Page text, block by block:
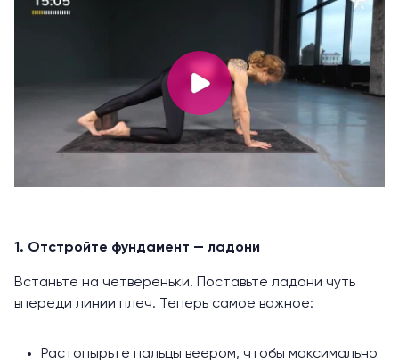
1. Отстройте фундамент — ладони
Встаньте на четвереньки. Поставьте ладони чуть
впереди линии плеч. Теперь самое важное:
Растопырьте пальцы веером, чтобы максимально